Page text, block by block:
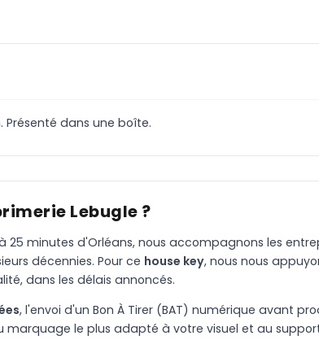
dans une boîte.
Lebugle ?
25 minutes d'Orléans, nous accompagnons les
décennies. Pour ce house key, nous nous
dans les délais annoncés.
, l'envoi d'un Bon À Tirer (BAT) numérique avant
marquage le plus adapté à votre visuel et au